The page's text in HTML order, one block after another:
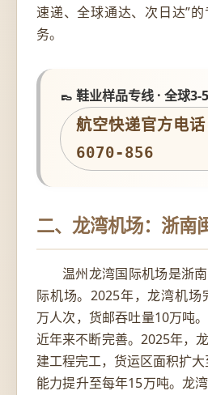
速递、全球通达、次日达”
务。
👞 鞋业样品专线 · 全球3-
航空快递官方电
6070-856
二、龙湾机场：浙南
温州龙湾国际机场是浙
际机场。2025年，龙湾机场
万人次，货邮吞吐量10万吨
近年来不断完善。2025年，
建工程完工，货运区面积扩
能力提升至每年15万吨。龙